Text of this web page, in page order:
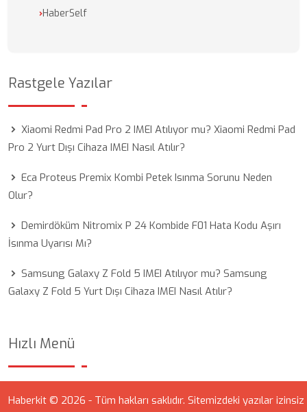
›HaberSelf
Rastgele Yazılar
Xiaomi Redmi Pad Pro 2 IMEI Atılıyor mu? Xiaomi Redmi Pad
Pro 2 Yurt Dışı Cihaza IMEI Nasıl Atılır?
Eca Proteus Premix Kombi Petek Isınma Sorunu Neden
Olur?
Demirdöküm Nitromix P 24 Kombide F01 Hata Kodu Aşırı
İsınma Uyarısı Mı?
Samsung Galaxy Z Fold 5 IMEI Atılıyor mu? Samsung
Galaxy Z Fold 5 Yurt Dışı Cihaza IMEI Nasıl Atılır?
Hızlı Menü
Haberkit © 2026 - Tüm hakları saklıdır. Sitemizdeki yazılar izinsiz